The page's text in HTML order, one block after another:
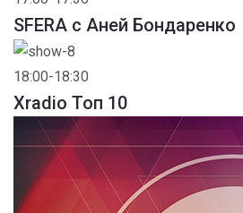
SFERA с Аней Бондаренко
18:00-18:30
Xradio Топ 10